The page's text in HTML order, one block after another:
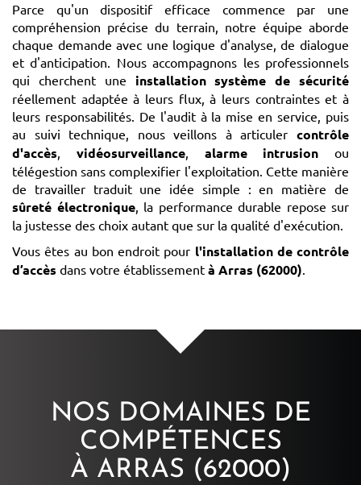
Parce qu'un dispositif efficace commence par une
compréhension précise du terrain, notre équipe aborde
chaque demande avec une logique d'analyse, de dialogue
et d'anticipation. Nous accompagnons les professionnels
qui cherchent une installation système de sécurité
réellement adaptée à leurs flux, à leurs contraintes et à
leurs responsabilités. De l'audit à la mise en service, puis
au suivi technique, nous veillons à articuler contrôle
d'accès, vidéosurveillance, alarme intrusion ou
télégestion sans complexifier l'exploitation. Cette manière
de travailler traduit une idée simple : en matière de
sûreté électronique, la performance durable repose sur
la justesse des choix autant que sur la qualité d'exécution.
Vous êtes au bon endroit pour l'installation de contrôle
d’accès dans votre établissement à Arras (62000).
NOS DOMAINES DE
COMPÉTENCES
À ARRAS (62000)